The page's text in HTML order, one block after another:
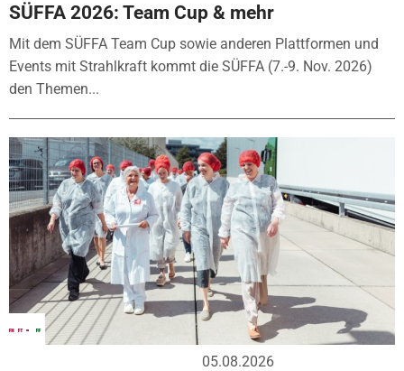
SÜFFA 2026: Team Cup & mehr
Mit dem SÜFFA Team Cup sowie anderen Plattformen und
Events mit Strahlkraft kommt die SÜFFA (7.-9. Nov. 2026)
den Themen...
05.08.2026